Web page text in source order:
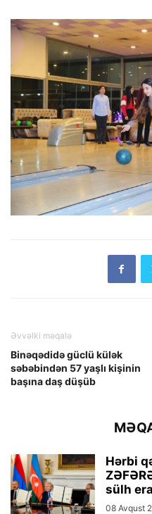
Əvvəlki məqalə
Binəqədidə güclü külək
səbəbindən 57 yaşlı kişinin
başına daş düşüb
Hərbi
sülh
08 Avqust